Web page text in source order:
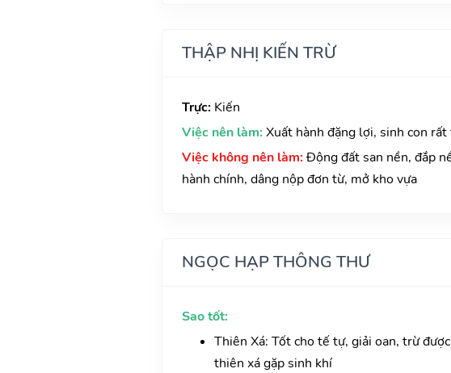
THẬP NHỊ KIẾN TRỪ
Trực: Kiến
Việc nên làm: Xuất hành đặng lợi, sinh con
Việc không nên làm: Động đất san nền, đắp
hành chính, dâng nộp đơn từ, mở kho vựa
NGỌC HẠP THÔNG THƯ
Sao tốt:
Thiên Xá: Tốt cho tế tự, giải oan, trừ
thiên xá gặp sinh khí